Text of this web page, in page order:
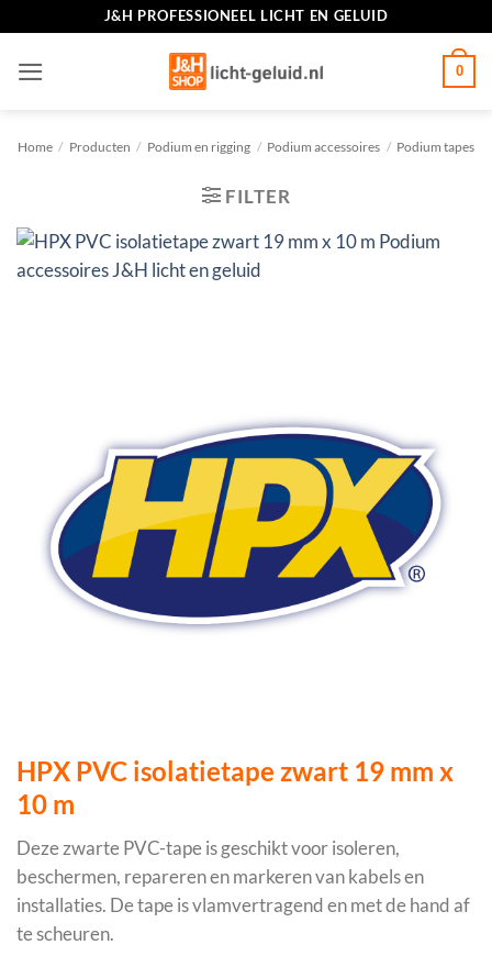
inhoud
J&H PROFESSIONEEL LICHT EN GELUID
0
Home / Producten / Podium en rigging / Podium accessoires / Podium tapes
FILTER
HPX PVC isolatietape zwart 19 mm x
10 m
Deze zwarte PVC-tape is geschikt voor isoleren,
beschermen, repareren en markeren van kabels en
installaties. De tape is vlamvertragend en met de hand af
te scheuren.